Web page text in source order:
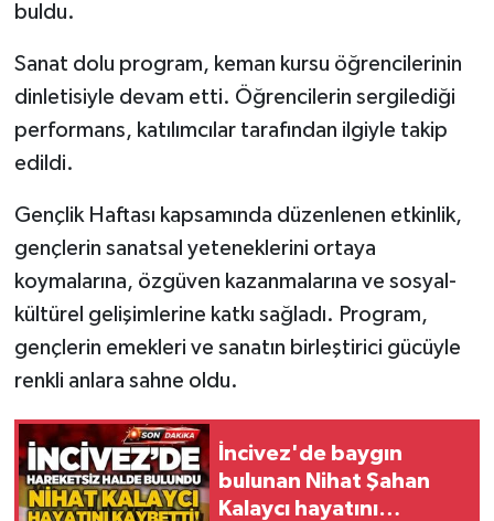
buldu.
Sanat dolu program, keman kursu öğrencilerinin
dinletisiyle devam etti. Öğrencilerin sergilediği
performans, katılımcılar tarafından ilgiyle takip
edildi.
Gençlik Haftası kapsamında düzenlenen etkinlik,
gençlerin sanatsal yeteneklerini ortaya
koymalarına, özgüven kazanmalarına ve sosyal-
kültürel gelişimlerine katkı sağladı. Program,
gençlerin emekleri ve sanatın birleştirici gücüyle
renkli anlara sahne oldu.
İncivez'de baygın
bulunan Nihat Şahan
Kalaycı hayatını
MAGAZİN
Politika
Resmi İlan
Sağlık
SİYASET
Spor
Ulusal
Yaşam